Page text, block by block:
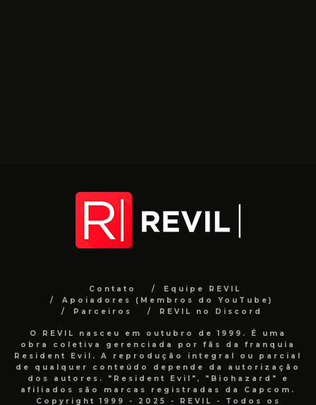
Contato
Equipe REVIL
Apoiadores (Membros do YouTube)
Parceiros
REVIL no Discord
O REVIL nasceu em outubro de 1999. É uma
obra coletiva gerenciada por fãs da franquia
Resident Evil. A reprodução integral ou parcial
de qualquer conteúdo depende da autorização
dos autores. "Resident Evil", "Biohazard" e
afiliados são marcas registradas da Capcom.
Copyright 1999 - 2025 - REVIL - Todos os